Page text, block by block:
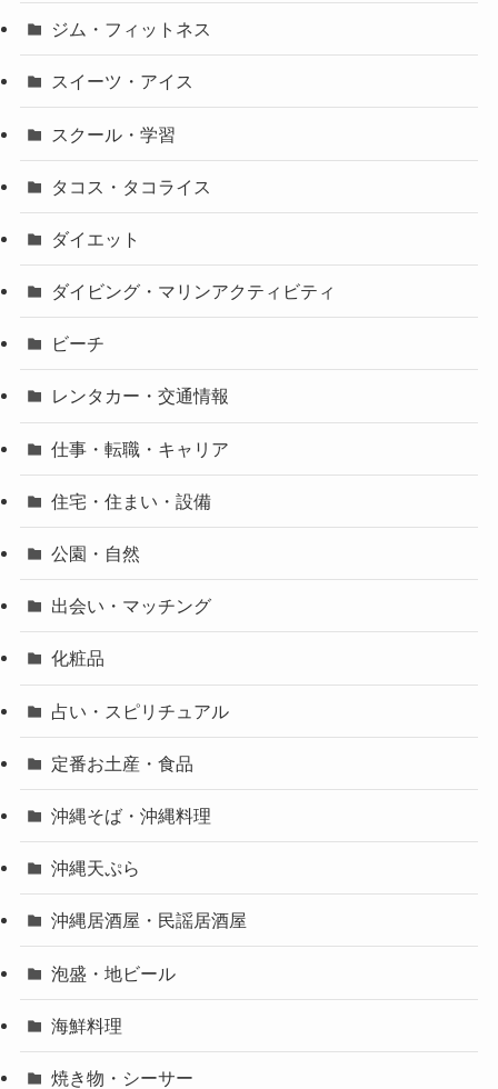
ジム・フィットネス
スイーツ・アイス
スクール・学習
タコス・タコライス
ダイエット
ダイビング・マリンアクティビティ
ビーチ
レンタカー・交通情報
仕事・転職・キャリア
住宅・住まい・設備
公園・自然
出会い・マッチング
化粧品
占い・スピリチュアル
定番お土産・食品
沖縄そば・沖縄料理
沖縄天ぷら
沖縄居酒屋・民謡居酒屋
泡盛・地ビール
海鮮料理
焼き物・シーサー